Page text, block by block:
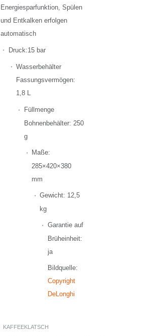
Energiesparfunktion, Spülen
und Entkalken erfolgen
automatisch
Druck:15 bar
Wasserbehälter
Fassungsvermögen:
1,8 L
Füllmenge
Bohnenbehälter: 250
g
Maße:
285×420×380
mm
Gewicht: 12,5
kg
Garantie auf
Brüheinheit:
ja
Bildquelle:
Copyright
DeLonghi
KAFFEEKLATSCH